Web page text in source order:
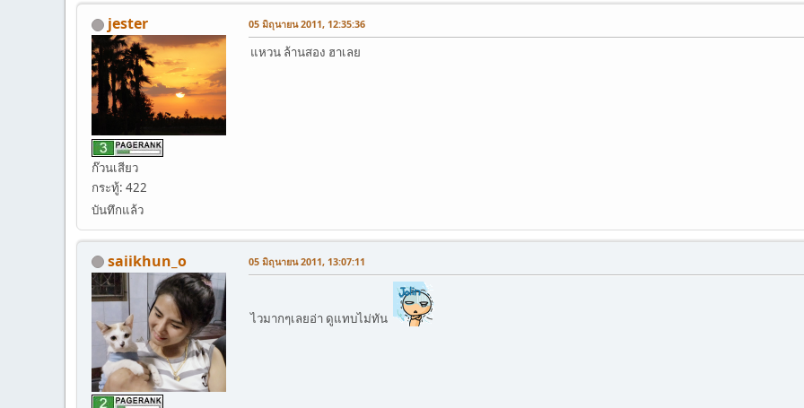
jester
ก๊วนเสียว
กระทู้: 422
บันทึกแล้ว
05 มิถุนายน 2011, 12:35:36
แหวน ล้านสอง ฮาเลย
saiikhun_o 05 มิถุนายน 2011, 13:07:11
ไวมากๆเลยอ่า ดูแทบไม่ทัน